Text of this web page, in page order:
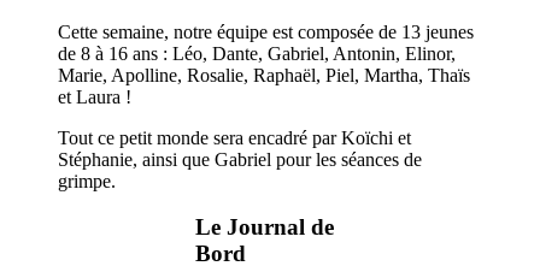
Cette semaine, notre équipe est composée de 13 jeunes
de 8 à 16 ans : Léo, Dante, Gabriel, Antonin, Elinor,
Marie, Apolline, Rosalie, Raphaël, Piel, Martha, Thaïs
et Laura !
Tout ce petit monde sera encadré par Koïchi et
Stéphanie, ainsi que Gabriel pour les séances de
grimpe.
Le Journal de
Bord